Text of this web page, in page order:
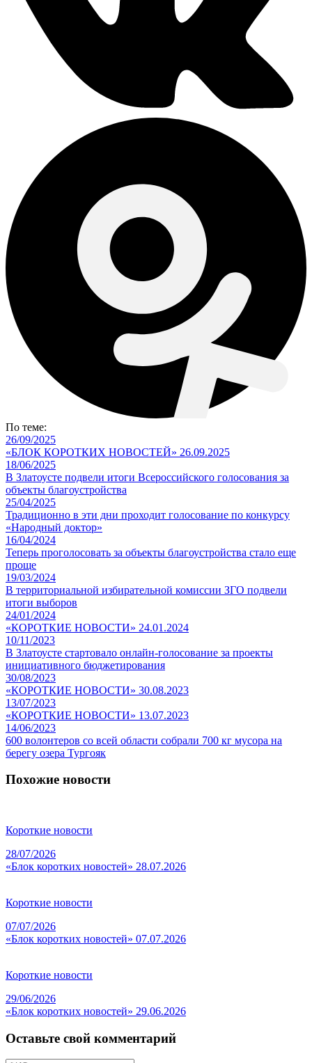
По теме:
26/09/2025
«БЛОК КОРОТКИХ НОВОСТЕЙ» 26.09.2025
18/06/2025
В Златоусте подвели итоги Всероссийского голосования за
объекты благоустройства
25/04/2025
Традиционно в эти дни проходит голосование по конкурсу
«Народный доктор»
16/04/2024
Теперь проголосовать за объекты благоустройства стало еще
проще
19/03/2024
В территориальной избирательной комиссии ЗГО подвели
итоги выборов
24/01/2024
«КОРОТКИЕ НОВОСТИ» 24.01.2024
10/11/2023
В Златоусте стартовало онлайн-голосование за проекты
инициативного бюджетирования
30/08/2023
«КОРОТКИЕ НОВОСТИ» 30.08.2023
13/07/2023
«КОРОТКИЕ НОВОСТИ» 13.07.2023
14/06/2023
600 волонтеров со всей области собрали 700 кг мусора на
берегу озера Тургояк
Похожие новости
Короткие новости
28/07/2026
«Блок коротких новостей» 28.07.2026
Короткие новости
07/07/2026
«Блок коротких новостей» 07.07.2026
Короткие новости
29/06/2026
«Блок коротких новостей» 29.06.2026
Оставьте свой комментарий